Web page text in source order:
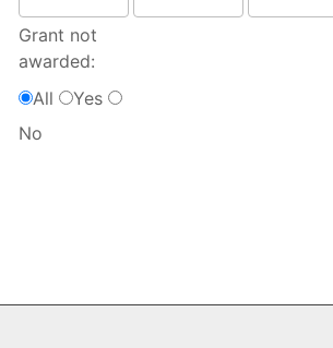
Grant not
awarded:
All
Yes
No